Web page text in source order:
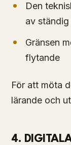
Den
av
Gränsen
flytande
För att möta
lärande och
4.